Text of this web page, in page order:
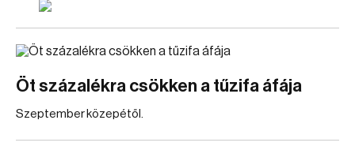
Öt százalékra csökken a tűzifa áfája
Szeptember közepétől.